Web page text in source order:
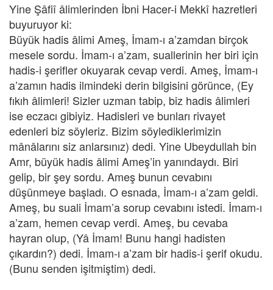
Yine Şâfiî âlimlerinden İbni Hacer-i Mekkî hazretleri
buyuruyor ki:
Büyük hadis âlimi Ameş, İmam-ı a’zamdan birçok
mesele sordu. İmam-ı a’zam, suallerinin her biri için
hadis-i şerifler okuyarak cevap verdi. Ameş, İmam-ı
a’zamın hadis ilmindeki derin bilgisini görünce, (Ey
fıkıh âlimleri! Sizler uzman tabip, biz hadis âlimleri
ise eczacı gibiyiz. Hadisleri ve bunları rivayet
edenleri biz söyleriz. Bizim söylediklerimizin
mânâlarını siz anlarsınız) dedi. Yine Ubeydullah bin
Amr, büyük hadis âlimi Ameş’in yanındaydı. Biri
gelip, bir şey sordu. Ameş bunun cevabını
düşünmeye başladı. O esnada, İmam-ı a’zam geldi.
Ameş, bu suali İmam’a sorup cevabını istedi. İmam-ı
a’zam, hemen cevap verdi. Ameş, bu cevaba
hayran olup, (Yâ İmam! Bunu hangi hadisten
çıkardın?) dedi. İmam-ı a’zam bir hadis-i şerif okudu.
(Bunu senden işitmiştim) dedi.